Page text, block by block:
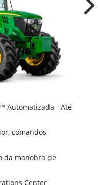
Automatizada - Até
comandos
da manobra de
Center